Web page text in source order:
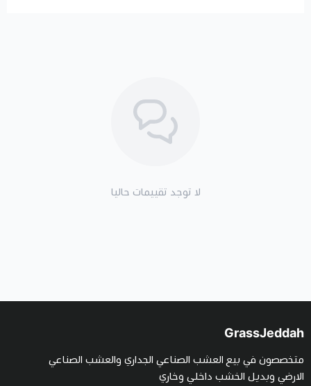
لا توجد تقييمات حاليا
GrassJeddah
متخصصون في بيع العشب الصناعي الجداري والعشب الصناعي
الارضي وبديل الخشب داخلي وخاري